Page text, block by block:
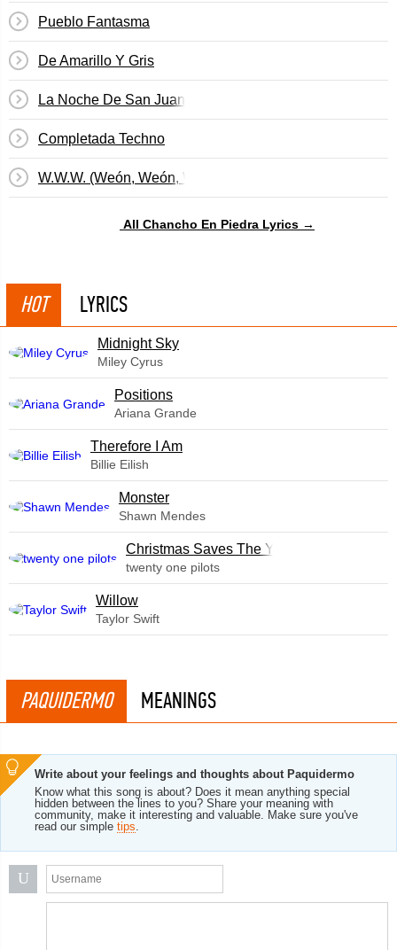
Pueblo Fantasma
De Amarillo Y Gris
La Noche De San Juan
Completada Techno
W.W.W. (Weón, Weón, Weón)
All Chancho En Piedra Lyrics →
HOT LYRICS
Midnight Sky
Miley Cyrus
​Positions
Ariana Grande
Therefore I Am
Billie Eilish
Monster
Shawn Mendes
Christmas Saves The Year
twenty one pilots
Willow
Taylor Swift
PAQUIDERMO MEANINGS
Write about your feelings and thoughts about Paquidermo
Know what this song is about? Does it mean anything special
hidden between the lines to you? Share your meaning with
community, make it interesting and valuable. Make sure you've
read our simple tips.
U